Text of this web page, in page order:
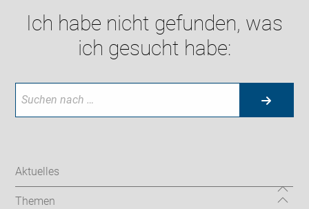
Ich habe nicht gefunden, was
ich gesucht habe:
Aktuelles
Themen